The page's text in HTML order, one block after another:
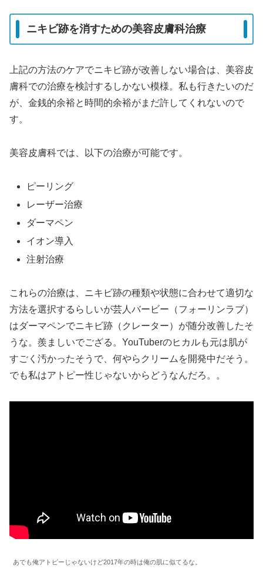
ニキビ跡を消すための美容皮膚科治療
上記の方法のケアでニキビ跡が改善しない場合は、美容皮
膚科での治療を検討するしかない模様。私も行きたいのだ
が、金銭的余裕と時間的余裕がまだ許してくれないので
す。
美容皮膚科では、以下の治療が可能です。
ピーリング
レーザー治療
ダーマペン
イオン導入
注射治療
これらの治療は、ニキビ跡の種類や状態に合わせて適切な
方法を選択するらしいが芸人バービー（フォーリンラブ）
はダーマペンでニキビ跡（クレーター）が随分改善したそ
うな。羨ましいでござる。YouTuberのヒカルも元は肌が
すごく汚かったそうで、何やらクリームを開発中だそう。
でも私はアトピー性じゃないからどうなんだろ。。
あでも俺アトピーじゃないけど2017年の時は俺の肌に似てるな。